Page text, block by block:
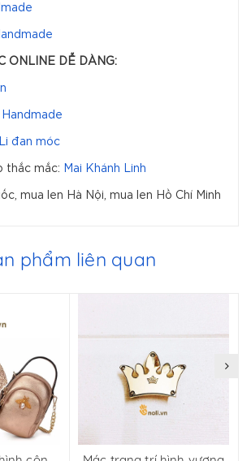
ONLINE DỄ DÀNG:
Handmade
đan móc
thắc mắc: Mai Khánh Linh
mua len Hà Nội, mua len Hồ Chí Minh
phẩm liên quan